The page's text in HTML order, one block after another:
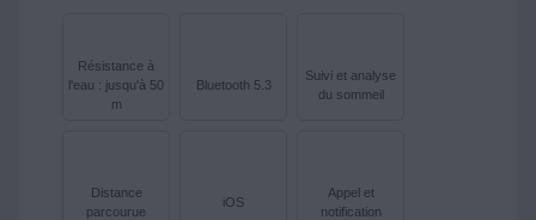
Résistance à
l'eau : jusqu'à 50
m
Bluetooth 5.3
Suivi et analyse
du sommeil
Distance
parcourue
iOS
Appel et
notification